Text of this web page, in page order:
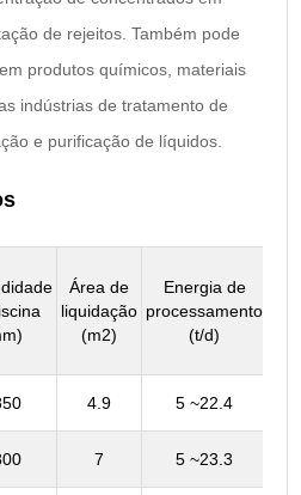
de rejeitos. Também pode
produtos químicos, materiais
indústrias de tratamento de
e purificação de líquidos.
Área de
liquidação
(m2)
Energia de
processamento
(t/d)
4.9 5 ~22.4
7 5 ~23.3